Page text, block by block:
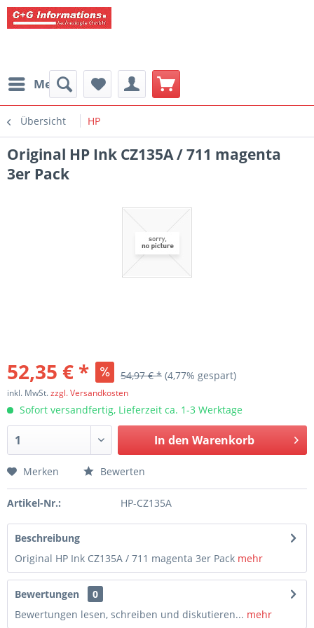
Menü
Übersicht HP
Original HP Ink CZ135A / 711 magenta
3er Pack
52,35 € * 54,97 € * (4,77% gespart)
inkl. MwSt.zzgl. Versandkosten
Sofort versandfertig, Lieferzeit ca. 1-3 Werktage
In den Warenkorb
Merken Bewerten
Artikel-Nr.: HP-CZ135A
Beschreibung
Original HP Ink CZ135A / 711 magenta 3er Pack mehr
Bewertungen
0
Bewertungen lesen, schreiben und diskutieren... mehr